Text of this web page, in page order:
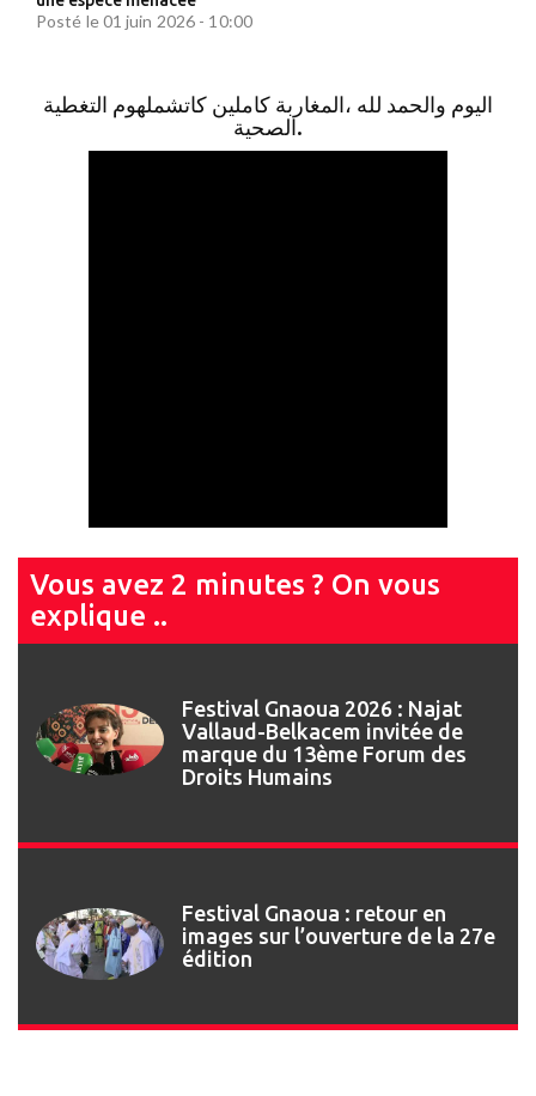
Posté le 01 juin 2026 - 10:00
اليوم والحمد لله ،المغاربة كاملين كاتشملهوم التغطية
الصحية.
Vous avez 2 minutes ? On vous
explique ..
Festival Gnaoua 2026 : Najat
Vallaud-Belkacem invitée de
marque du 13ème Forum des
Droits Humains
Festival Gnaoua : retour en
images sur l’ouverture de la 27e
édition